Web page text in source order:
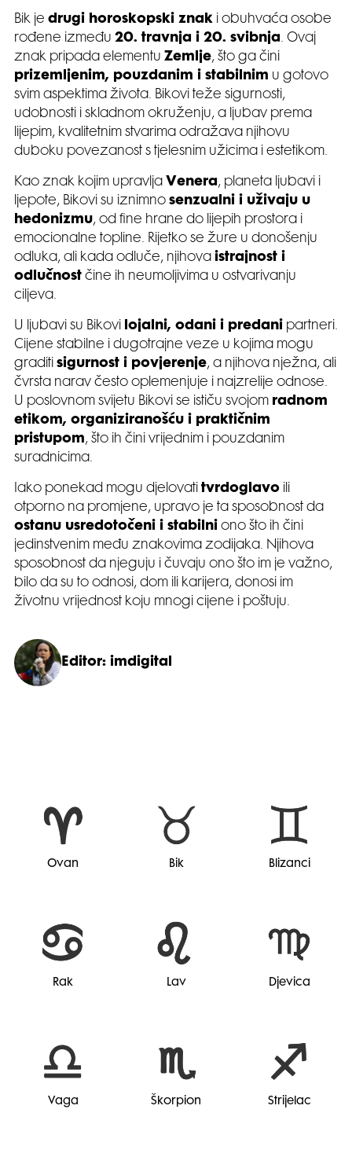
Bik je drugi horoskopski znak i obuhvaća osobe
rođene između 20. travnja i 20. svibnja. Ovaj
znak pripada elementu Zemlje, što ga čini
prizemljenim, pouzdanim i stabilnim u gotovo
svim aspektima života. Bikovi teže sigurnosti,
udobnosti i skladnom okruženju, a ljubav prema
lijepim, kvalitetnim stvarima odražava njihovu
duboku povezanost s tjelesnim užicima i estetikom.
Kao znak kojim upravlja Venera, planeta ljubavi i
ljepote, Bikovi su iznimno senzualni i uživaju u
hedonizmu, od fine hrane do lijepih prostora i
emocionalne topline. Rijetko se žure u donošenju
odluka, ali kada odluče, njihova istrajnost i
odlučnost čine ih neumoljivima u ostvarivanju
ciljeva.
U ljubavi su Bikovi lojalni, odani i predani partneri.
Cijene stabilne i dugotrajne veze u kojima mogu
graditi sigurnost i povjerenje, a njihova nježna, ali
čvrsta narav često oplemenjuje i najzrelije odnose.
U poslovnom svijetu Bikovi se ističu svojom radnom
etikom, organiziranošću i praktičnim
pristupom, što ih čini vrijednim i pouzdanim
suradnicima.
Iako ponekad mogu djelovati tvrdoglavo
otporno na promjene, upravo je ta sposobnost da
ostanu usredotočeni i stabilni ono što ih čini
jedinstvenim među znakovima zodijaka. Njihova
sposobnost da njeguju i čuvaju ono što im je važno,
bilo da su to odnosi, dom ili karijera, donosi im
životnu vrijednost koju mnogi cijene i poštuju.
Editor: imdigital
Ovan Bik Blizanci
Rak Lav Djevica
Vaga Škorpion Strijelac